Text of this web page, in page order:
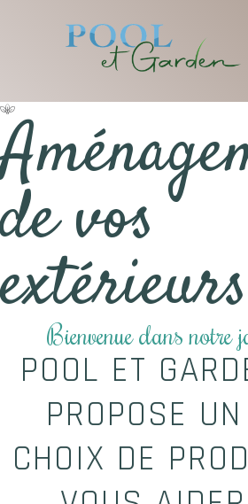
de vos
extérieurs
Bienvenue dans notre
POOL ET
PROPOSE
CHOIX DE